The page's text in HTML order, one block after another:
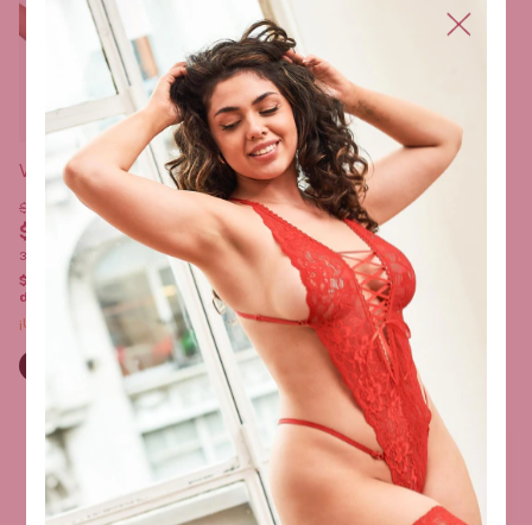
Vestido Red Arcoiris
$28.900,00
$32.900,00
12% OFF
3 $9.633,33 sin interés
$27.455,00con
Transferencia o
depósito
¡Última unidad!
Vestido Straples Red Arcoiris
$32.900,00
3 x$10.966,67sin interés
$31.255,00con Transferencia o
depósito
¡Solo quedan3en stock!